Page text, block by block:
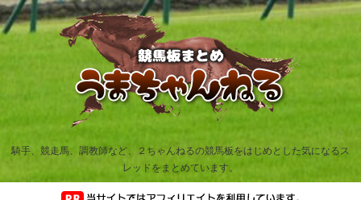
騎手、競走馬、調教師など、２ちゃんねるの競馬板をはじめとした気になるス
レッドをまとめています。